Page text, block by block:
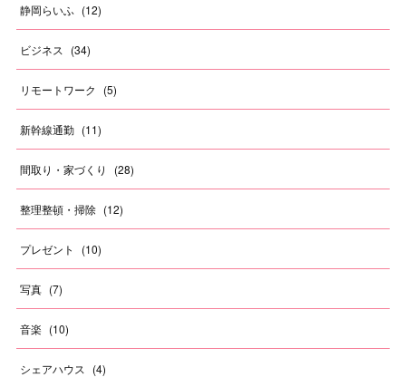
静岡らいふ (12)
ビジネス (34)
リモートワーク (5)
新幹線通勤 (11)
間取り・家づくり (28)
整理整頓・掃除 (12)
プレゼント (10)
写真 (7)
音楽 (10)
シェアハウス (4)